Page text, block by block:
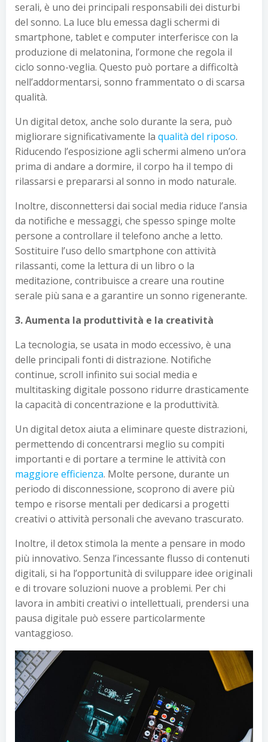
serali, è uno dei principali responsabili dei disturbi
del sonno. La luce blu emessa dagli schermi di
smartphone, tablet e computer interferisce con la
produzione di melatonina, l’ormone che regola il
ciclo sonno-veglia. Questo può portare a difficoltà
nell’addormentarsi, sonno frammentato o di scarsa
qualità.
Un digital detox, anche solo durante la sera, può
migliorare significativamente la qualità del riposo.
Riducendo l’esposizione agli schermi almeno un’ora
prima di andare a dormire, il corpo ha il tempo di
rilassarsi e prepararsi al sonno in modo naturale.
Inoltre, disconnettersi dai social media riduce l’ansia
da notifiche e messaggi, che spesso spinge molte
persone a controllare il telefono anche a letto.
Sostituire l’uso dello smartphone con attività
rilassanti, come la lettura di un libro o la
meditazione, contribuisce a creare una routine
serale più sana e a garantire un sonno rigenerante.
3. Aumenta la produttività e la creatività
La tecnologia, se usata in modo eccessivo, è una
delle principali fonti di distrazione. Notifiche
continue, scroll infinito sui social media e
multitasking digitale possono ridurre drasticamente
la capacità di concentrazione e la produttività.
Un digital detox aiuta a eliminare queste distrazioni,
permettendo di concentrarsi meglio su compiti
importanti e di portare a termine le attività con
maggiore efficienza. Molte persone, durante un
periodo di disconnessione, scoprono di avere più
tempo e risorse mentali per dedicarsi a progetti
creativi o attività personali che avevano trascurato.
Inoltre, il detox stimola la mente a pensare in modo
più innovativo. Senza l’incessante flusso di contenuti
digitali, si ha l’opportunità di sviluppare idee originali
e di trovare soluzioni nuove a problemi. Per chi
lavora in ambiti creativi o intellettuali, prendersi una
pausa digitale può essere particolarmente
vantaggioso.